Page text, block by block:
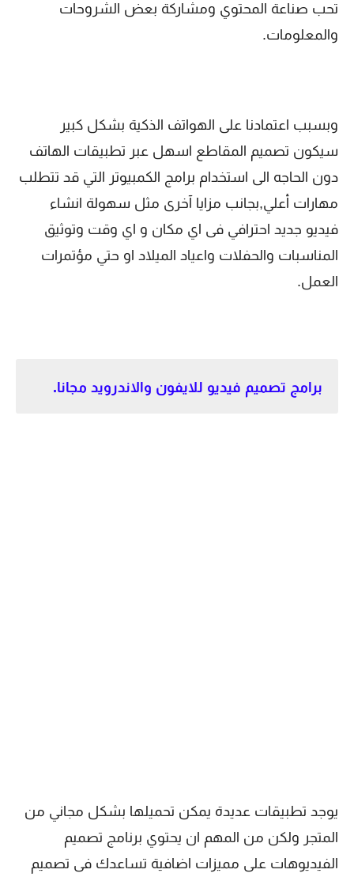
تحب صناعة المحتوي ومشاركة بعض الشروحات
والمعلومات.
وبسبب اعتمادنا على الهواتف الذكية بشكل كبير
سيكون تصميم المقاطع اسهل عبر تطبيقات الهاتف
دون الحاجه الى استخدام برامج الكمبيوتر التي قد تتطلب
مهارات أعلي,بجانب مزايا آخرى مثل سهولة انشاء
فيديو جديد احترافي فى اي مكان و اي وقت وتوثيق
المناسبات والحفلات واعياد الميلاد او حتي مؤتمرات
العمل.
برامج تصميم فيديو للايفون والاندرويد مجانا.
يوجد تطبيقات عديدة يمكن تحميلها بشكل مجاني من
المتجر ولكن من المهم ان يحتوي برنامج تصميم
الفيديوهات على مميزات اضافية تساعدك فى تصميم